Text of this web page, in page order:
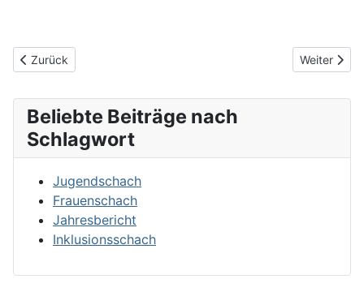
Vorheriger Beitrag: Kennenlernturnier
Zurück Nächster
Weiter
Beliebte Beiträge nach
Schlagwort
Jugendschach
Frauenschach
Jahresbericht
Inklusionsschach